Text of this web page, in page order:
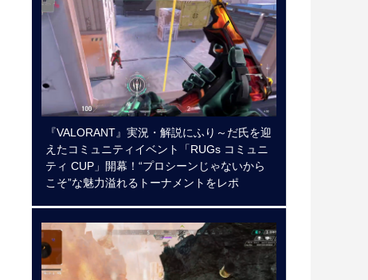
『VALORANT』実況・解説にふり～だ氏を迎
えたコミュニティイベント「RUGs コミュニ
ティ CUP」開幕！“プロシーンじゃないから
こそ”な魅力溢れるトーナメントをレポ